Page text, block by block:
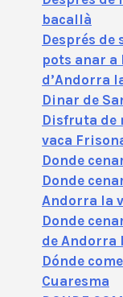
bacallà
Després de
pots anar a
d’Andorra
Dinar de
Disfruta de
vaca
Donde
Donde
Andorra la
Donde
de Andorra
Dónde
Cuaresma